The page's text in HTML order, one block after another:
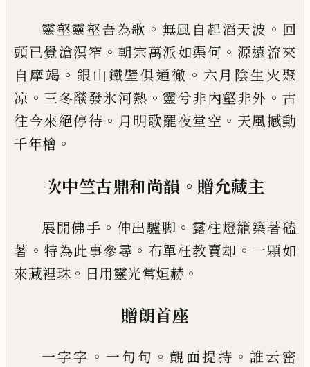
靈壑靈壑吾為歌 。 無風自起滔天波 。 回
頭已覺滄溟窄 。 朝宗萬派如渠何 。 源遠流來
自摩竭 。銀山鐵壁俱通徹 。 六月陰生火聚
凉 。 三冬𦦨發氷河熱 。靈兮非內壑非外 。 古
往今來絕停待 。 月明歌罷夜堂空 。 天風撼動
千年檜 。
次中竺古鼎和尚韻 。 贈允藏主
展開佛手 。 伸出驢脚 。 露柱燈籠築著磕
著 。 特為此事參尋 。 布單枉教賣却 。 一顆如
來藏裡珠 。 日用靈光常烜赫 。
贈朗首座
一字字 。 一句句 。 覿面提持 。誰云密